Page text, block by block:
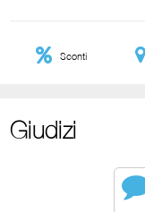
Sconti
Giudizi